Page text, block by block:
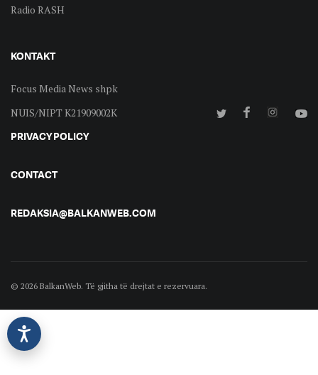
Radio RASH
KONTAKT
Focus Media News shpk
NUIS/NIPT K21909002K
PRIVACY POLICY
CONTACT
REDAKSIA@BALKANWEB.COM
© 2026 BalkanWeb. Të gjitha të drejtat e rezervuara.